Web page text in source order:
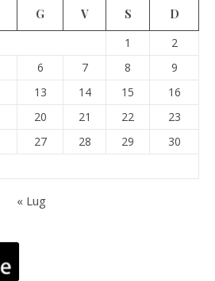
G V S
D
1
2
6 7 8
9
13 14 15
16
20 21 22
23
27 28 29
30
« Lug